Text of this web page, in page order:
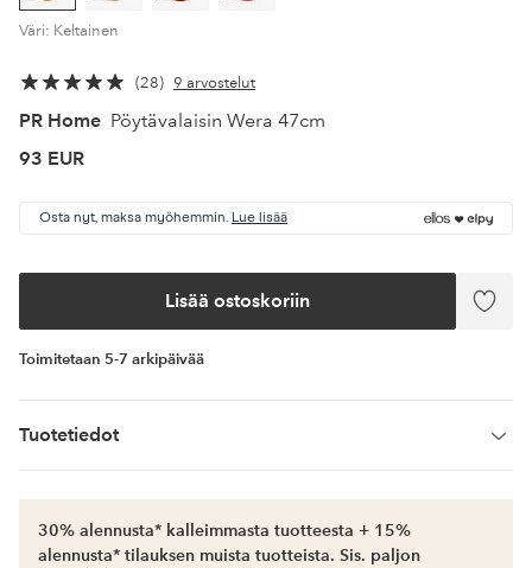
Väri: Keltainen
28 9 arvostelut
PR Home Pöytävalaisin Wera 47cm
93 EUR
Osta nyt, maksa myöhemmin. Lue lisää
Lisää ostoskoriin
Lisää
Toimitetaan 5-7 arkipäivää
Tuotetiedot
30% alennusta* kalleimmasta tuotteesta + 15%
alennusta* tilauksen muista tuotteista. Sis. paljon